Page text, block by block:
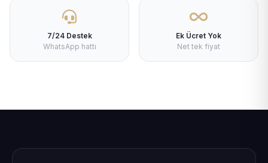
7/24 Destek
WhatsApp hattı
Ek Ücret Yok
Net tek fiyat